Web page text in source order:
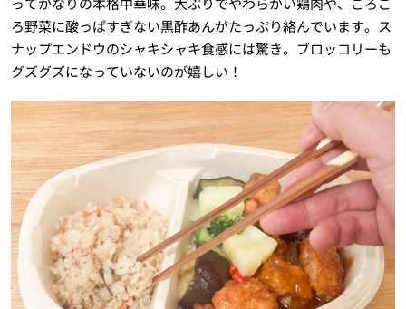
ろ野菜に酸っぱすぎない黒酢あんがたっぷり絡んでいます。ス
ナップエンドウのシャキシャキ食感には驚き。ブロッコリーも
グズグズになっていないのが嬉しい！